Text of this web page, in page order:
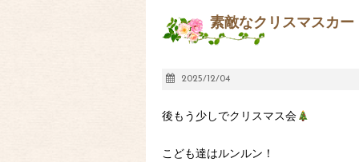
素敵なクリスマスカー
2025/12/04
後もう少しでクリスマス会
こども達はルンルン！